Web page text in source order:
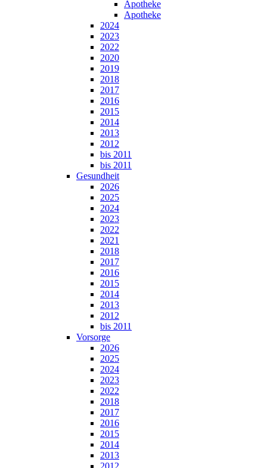
Apotheke
Apotheke
2024
2023
2022
2020
2019
2018
2017
2016
2015
2014
2013
2012
bis 2011
bis 2011
Gesundheit
2026
2025
2024
2023
2022
2021
2018
2017
2016
2015
2014
2013
2012
bis 2011
Vorsorge
2026
2025
2024
2023
2022
2018
2017
2016
2015
2014
2013
2012